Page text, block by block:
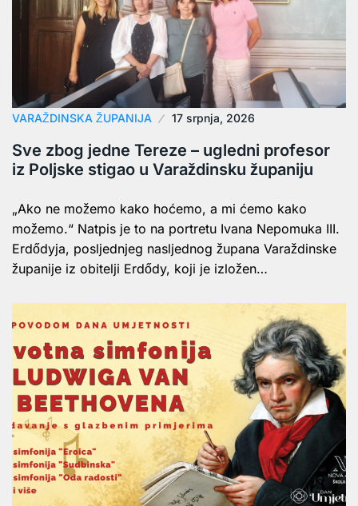
VARAŽDINSKA ŽUPANIJA 17 srpnja, 2026
Sve zbog jedne Tereze – ugledni profesor
iz Poljske stigao u Varaždinsku županiju
„Ako ne možemo kako hoćemo, a mi ćemo kako
možemo.“ Natpis je to na portretu Ivana Nepomuka III.
Erdődyja, posljednjeg nasljednog župana Varaždinske
županije iz obitelji Erdődy, koji je izložen…